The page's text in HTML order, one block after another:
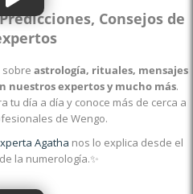
Consejos de
sobre astrología, rituales, mensajes
nuestros expertos y mucho más.
tu día a día y conoce más de cerca a
de Wengo.
Agatha nos lo explica desde el
la numerología.✨